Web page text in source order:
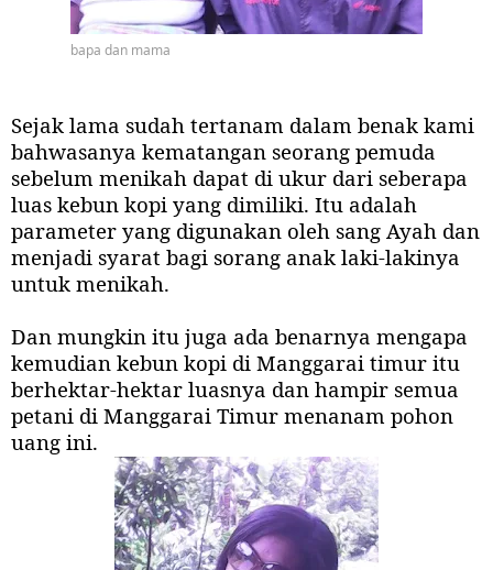
bapa dan mama
Sejak lama sudah tertanam dalam benak kami
bahwasanya kematangan seorang pemuda
sebelum menikah dapat di ukur dari seberapa
luas kebun kopi yang dimiliki. Itu adalah
parameter yang digunakan oleh sang Ayah dan
menjadi syarat bagi sorang anak laki-lakinya
untuk menikah.
Dan mungkin itu juga ada benarnya mengapa
kemudian kebun kopi di Manggarai timur itu
berhektar-hektar luasnya dan hampir semua
petani di Manggarai Timur menanam pohon
uang ini.